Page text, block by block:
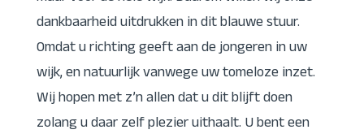
dankbaarheid uitdrukken in dit blauwe stuur.
Omdat u richting geeft aan de jongeren in uw
wijk, en natuurlijk vanwege uw tomeloze inzet.
Wij hopen met z’n allen dat u dit blijft doen
zolang u daar zelf plezier uithaalt. U bent een